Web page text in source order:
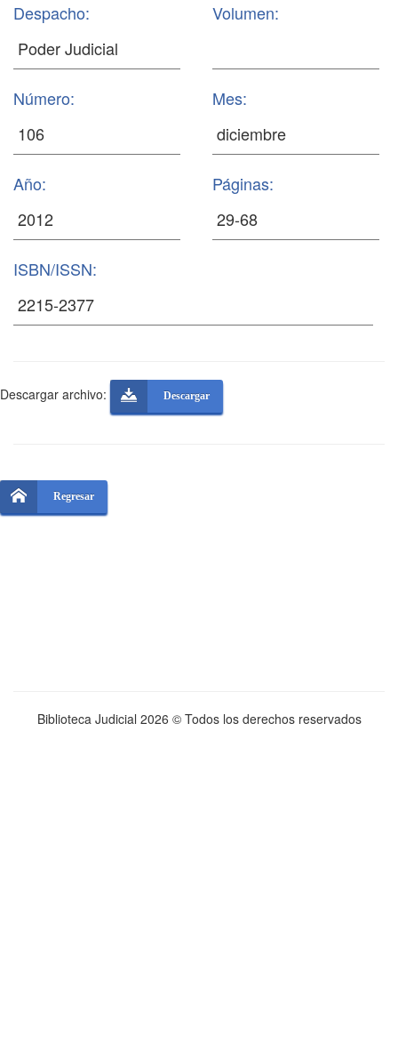
Despacho: Volumen:
Número: Mes:
Año: Páginas:
ISBN/ISSN:
Descargar archivo: Descargar
Regresar
Biblioteca Judicial 2026 © Todos los derechos reservados